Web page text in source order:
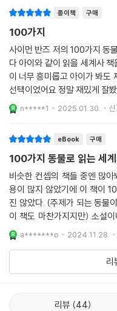
인 “동물 세계사 백과사전”이
미지 자료가 수록되어 있어 책
사, 환경과 생태학, 인류학과
요할 때마다 꺼내 읽고 싶은
종이책 구매
100가지
사이먼 반즈 저의 100가지 동
다 아이와 같이 읽을 세계사
이 너무 흥미롭고 아이가 봐도
선택이었어요 정말 재밌게 잘
n*****1 2025.01.30. 신
eBook 구매
100가지 동물로 읽는 세
비슷한 컨셉의 책들 중엔 많
용이 많지 않았기에 이 책이
진 않았다. (주제가 되는 동물
이 책도 마찬가지지만) 소설
는지 살펴보는 건 창작자들에
둘기, 따개비, 공작새
a*******o 2024.11.28.
리
리뷰 44